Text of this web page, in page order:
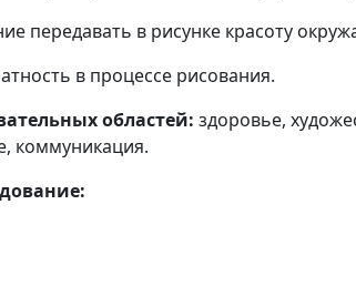
передавать в рисунке красоту
в процессе рисования.
областей: здоровье,
коммуникация.